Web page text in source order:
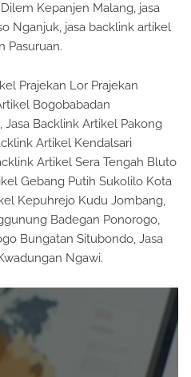
Kepanjen Malang, jasa
Nganjuk, jasa backlink artikel
Pasuruan.
Prajekan Lor Prajekan
Bogobabadan
Backlink Artikel Pakong
Artikel Kendalsari
Artikel Sera Tengah Bluto
Gebang Putih Sukolilo Kota
Kepuhrejo Kudu Jombang,
Badegan Ponorogo,
Bungatan Situbondo, Jasa
Ngawi.